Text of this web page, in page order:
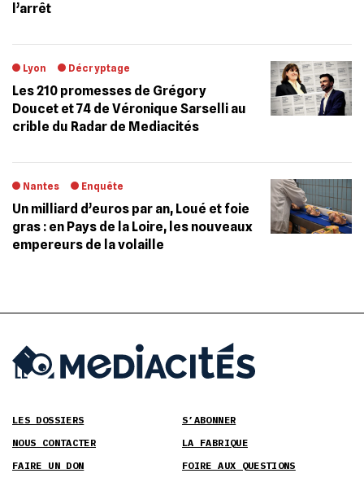
l’arrêt
Lyon Décryptage
Les 210 promesses de Grégory
Doucet et 74 de Véronique Sarselli au
crible du Radar de Mediacités
Nantes Enquête
Un milliard d’euros par an, Loué et foie
gras : en Pays de la Loire, les nouveaux
empereurs de la volaille
LES DOSSIERS
S’ABONNER
NOUS CONTACTER
LA FABRIQUE
FAIRE UN DON
FOIRE AUX QUESTIONS